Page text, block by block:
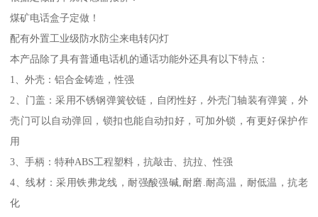
煤矿电话盒子定做！
配有外置工业级防水防尘来电转闪灯
本产品除了具有普通电话机的通话功能外还具有以下特点：
1、外壳：铝合金铸造，性强
2、门盖：采用不锈钢弹簧铰链，自闭性好，外壳门轴装有弹簧，外
壳门可以自动弹回，锁扣也能自动扣好，可加外锁，有更好保护作
用
3、手柄：特种ABS工程塑料，抗敲击、抗拉、性强
4、线材：采用铁弗龙线，耐强酸强碱,耐磨.耐高温，耐低温，抗老
化